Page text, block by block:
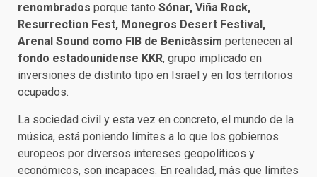
renombrados porque tanto Sónar, Viña Rock,
Resurrection Fest, Monegros Desert Festival,
Arenal Sound como FIB de Benicàssim pertenecen al
fondo estadounidense KKR, grupo implicado en
inversiones de distinto tipo en Israel y en los territorios
ocupados.
La sociedad civil y esta vez en concreto, el mundo de la
música, está poniendo límites a lo que los gobiernos
europeos por diversos intereses geopolíticos y
económicos, son incapaces. En realidad, más que límites